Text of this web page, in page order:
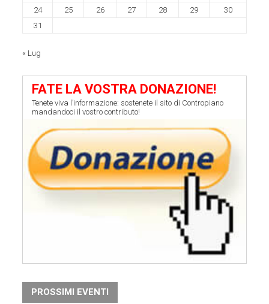
24
25 26 27 28 29
30
31
« Lug
FATE LA VOSTRA DONAZIONE!
Tenete viva l’informazione: sostenete il sito di Contropiano
mandandoci il vostro contributo!
PROSSIMI EVENTI